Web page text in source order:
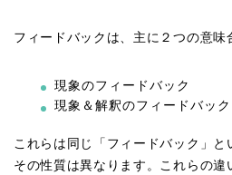
フィードバックは、主に２つの意味
現象のフィードバック
現象＆解釈のフィードバック
これらは同じ「フィードバック」と
その性質は異なります。これらの違